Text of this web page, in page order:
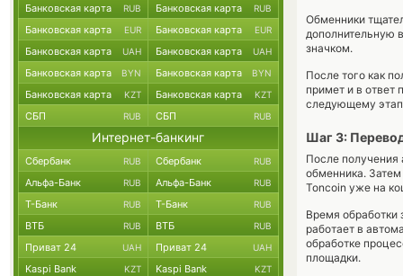
Обменники
дополнительную
значком.
После того как
примет и в ответ
следующему
Шаг 3:
После получения
обменника. Затем
Toncoin уже на
Время обработки
работает в
обработке
площадки.
Банковская карта RUB Банковская карта RUB
Банковская карта EUR Банковская карта EUR
Банковская карта UAH Банковская карта UAH
Банковская карта BYN Банковская карта BYN
Банковская карта KZT Банковская карта KZT
СБП RUB СБП RUB
Интернет-банкинг
Сбербанк RUB Сбербанк RUB
Альфа-Банк RUB Альфа-Банк RUB
Т-Банк RUB Т-Банк RUB
ВТБ RUB ВТБ RUB
Приват 24 UAH Приват 24 UAH
Kaspi Bank KZT Kaspi Bank KZT